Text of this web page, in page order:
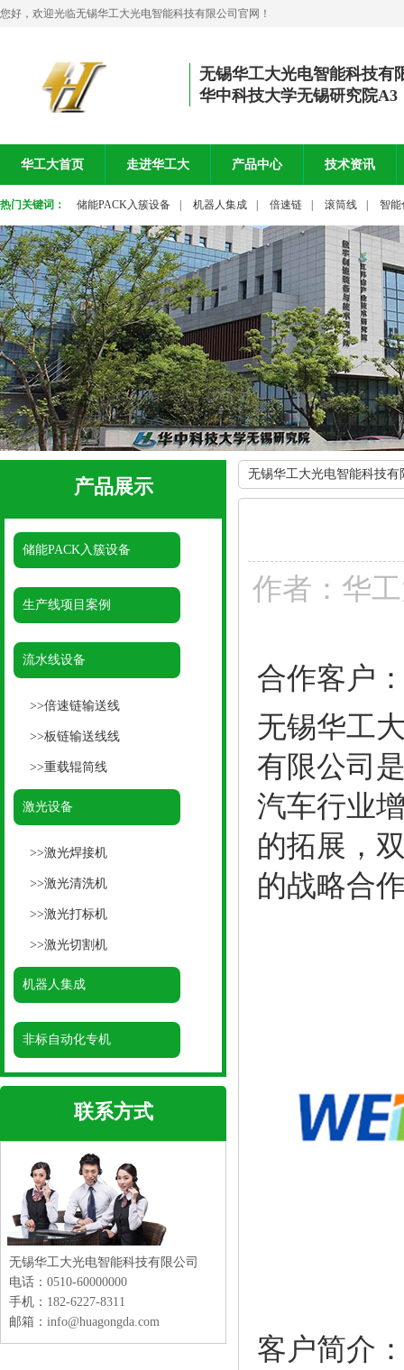
您好，欢迎光临无锡华工大光电智能科技有限公司官网！
无锡华工大光电智能科技有
华中科技大学无锡研究院A3
华工大首页 走进华工大 产品中心 技术资讯
热门关键词： 储能PACK入簇设备 机器人集成 倍速链 滚筒线 智能
产品展示
储能PACK入簇设备
生产线项目案例
流水线设备
>>倍速链输送线
>>板链输送线线
>>重载辊筒线
激光设备
>>激光焊接机
>>激光清洗机
>>激光打标机
>>激光切割机
机器人集成
非标自动化专机
联系方式
无锡华工大光电智能科技有限公司
电话： 0510-60000000
手机： 182-6227-8311
邮箱： info@huagongda.com
无锡华工大光电智能科技有
作者： 华
合作客户
无锡华工
有限公司
汽车行业
的拓展，
的战略合
客户简介